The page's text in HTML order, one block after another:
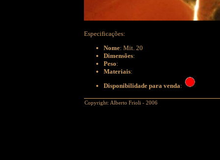
Especificações:
Nome: Mit. 20
Dimensões:
Peso:
Materiais:
Disponibilidade para venda:
Copyright: Alberto Frioli - 2006